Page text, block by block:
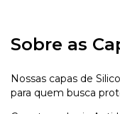
Sobre as
Nossas capas de
para quem busca